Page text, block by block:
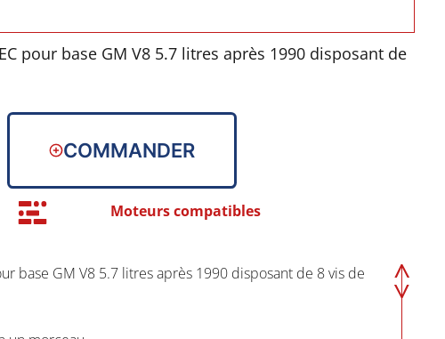
pour base GM V8 5.7 litres après 1990 disposant de
en un morceau
d'admission
8-4-3-6-5-7-2
de pompe à essence
COMMANDER
Moteurs compatibles
base GM V8 5.7 litres après 1990 disposant de 8 vis de